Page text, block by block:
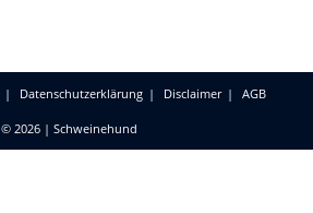
Datenschutzerklärung Disclaimer AGB
© 2026 | Schweinehund